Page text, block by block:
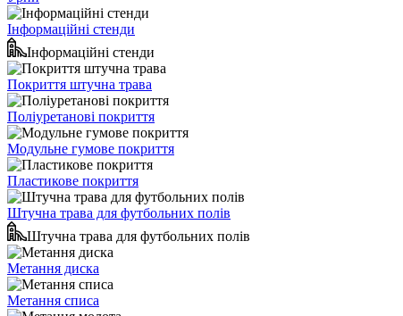
Інформаційні стенди
Інформаційні стенди
Покриття штучна трава
Поліуретанові покриття
Модульне гумове покриття
Пластикове покриття
Штучна трава для футбольних полів
Штучна трава для футбольних полів
Метання диска
Метання списа